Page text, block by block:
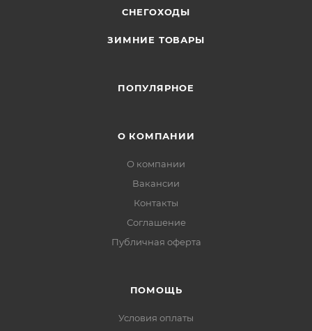
СНЕГОХОДЫ
ЗИМНИЕ ТОВАРЫ
ПОПУЛЯРНОЕ
О КОМПАНИИ
О компании
Вакансии
Контакты
Соглашение
Публичная оферта
ПОМОЩЬ
Условия оплаты